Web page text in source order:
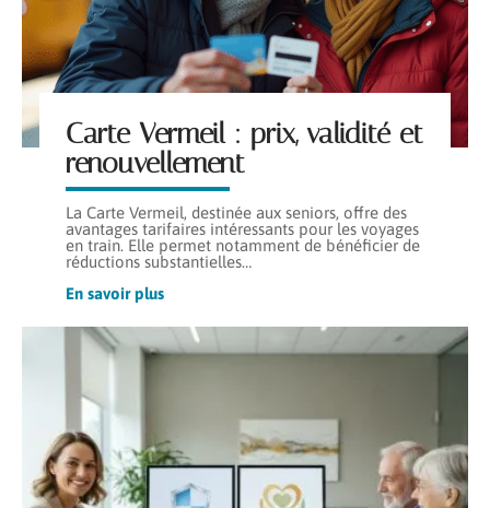
Carte Vermeil : prix, validité et
renouvellement
La Carte Vermeil, destinée aux seniors, offre des
avantages tarifaires intéressants pour les voyages
en train. Elle permet notamment de bénéficier de
réductions substantielles…
En savoir plus